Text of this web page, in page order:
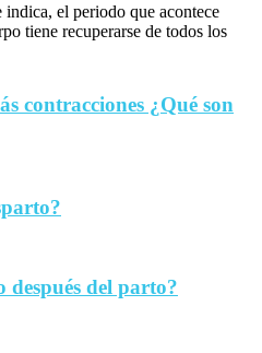
el periodo que acontece
tiene recuperarse de todos los
contracciones ¿Qué son
después del parto?